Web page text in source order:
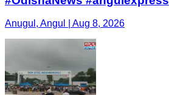
Anugul, Angul | Aug 8, 2026